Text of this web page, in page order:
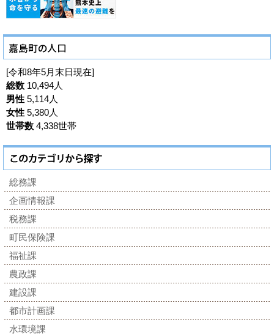
[令和8年5月末日現在]
総数 10,494人
男性 5,114人
女性 5,380人
世帯数 4,338世帯
総務課
企画情報課
税務課
町民保険課
福祉課
農政課
建設課
都市計画課
水環境課